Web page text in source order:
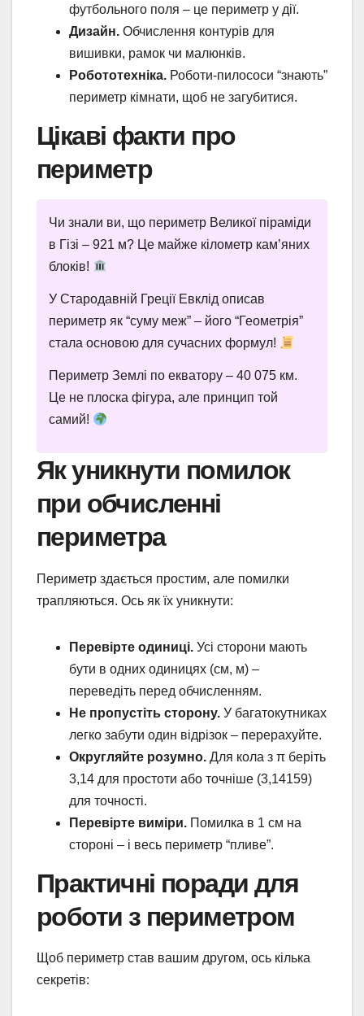
футбольного поля – це периметр у дії.
Дизайн. Обчислення контурів для
вишивки, рамок чи малюнків.
Робототехніка. Роботи-пилососи “знають”
периметр кімнати, щоб не загубитися.
Цікаві факти про
периметр
Чи знали ви, що периметр Великої піраміди
в Гізі – 921 м? Це майже кілометр кам’яних
блоків!
У Стародавній Греції Евклід описав
периметр як “суму меж” – його “Геометрія”
стала основою для сучасних формул!
Периметр Землі по екватору – 40 075 км.
Це не плоска фігура, але принцип той
самий!
Як уникнути помилок
при обчисленні
периметра
Периметр здається простим, але помилки
трапляються. Ось як їх уникнути:
Перевірте одиниці. Усі сторони мають
бути в одних одиницях (см, м) –
переведіть перед обчисленням.
Не пропустіть сторону. У багатокутниках
легко забути один відрізок – перерахуйте.
Округляйте розумно. Для кола з π беріть
3,14 для простоти або точніше (3,14159)
для точності.
Перевірте виміри. Помилка в 1 см на
стороні – і весь периметр “пливе”.
Практичні поради для
роботи з периметром
Щоб периметр став вашим другом, ось кілька
секретів: